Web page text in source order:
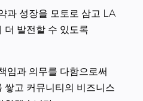
과 성장을 모토로 삼고 LA
더 발전할 수 있도록
임과 의무를 다함으로써
쌓고 커뮤니티의 비즈니스